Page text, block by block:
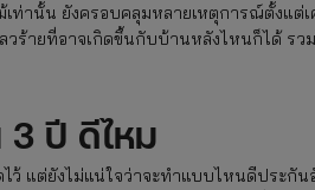
เท่านั้น ยังครอบคลุมหลายเหตุการณ์ตั้งแต่
ร้ายที่อาจเกิดขึ้นกับบ้านหลังไหนก็ได้ รว
3 ปี ดีไหม
แต่ยังไม่แน่ใจว่าจะทำแบบไหนดีประกั